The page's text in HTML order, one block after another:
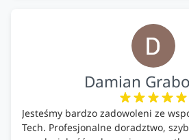
Damian
Jesteśmy bardzo zadowoleni ze
Tech. Profesjonalne doradztwo,